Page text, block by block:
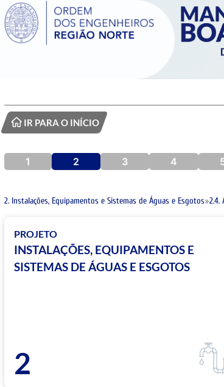
IR PARA O INÍCIO
1 2 3 4
2. Instalações, Equipamentos e Sistemas de Águas e Esgotos»2.4.
PROJETO
INSTALAÇÕES, EQUIPAMENTOS E
SISTEMAS DE ÁGUAS E ESGOTOS
2